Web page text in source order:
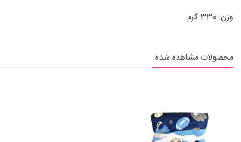
وزن: 330 گرم
محصولات مشاهده شده